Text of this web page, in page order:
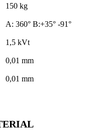
150 kg
A: 360° B:+35° -91°
1,5 kVt
0,01 mm
0,01 mm